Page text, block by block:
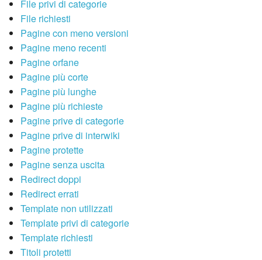
File privi di categorie
File richiesti
Pagine con meno versioni
Pagine meno recenti
Pagine orfane
Pagine più corte
Pagine più lunghe
Pagine più richieste
Pagine prive di categorie
Pagine prive di interwiki
Pagine protette
Pagine senza uscita
Redirect doppi
Redirect errati
Template non utilizzati
Template privi di categorie
Template richiesti
Titoli protetti